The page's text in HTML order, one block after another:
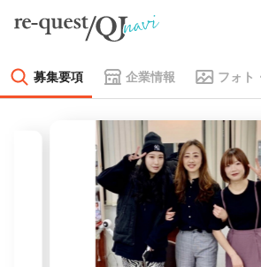
募集要項 企業情報 フォト